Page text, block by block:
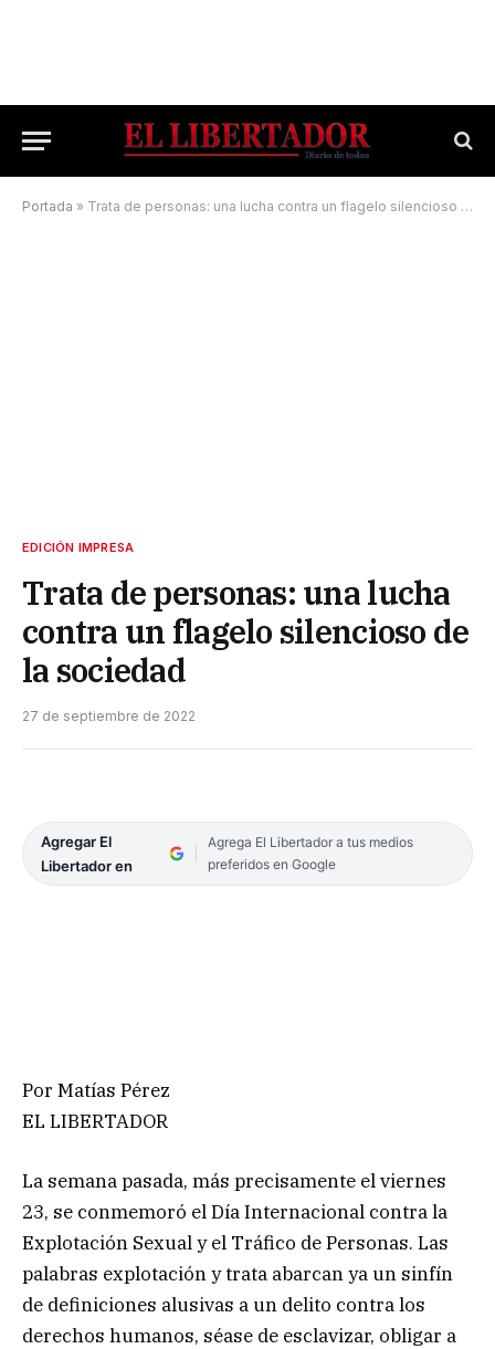
Portada » Trata de personas: una lucha contra un flagelo silencioso de la sociedad
EDICIÓN IMPRESA
Trata de personas: una lucha
contra un flagelo silencioso de
la sociedad
27 de septiembre de 2022
Agregar El
Libertador en
Agrega El Libertador a tus medios
preferidos en Google
Por Matías Pérez
EL LIBERTADOR
La semana pasada, más precisamente el viernes
23, se conmemoró el Día Internacional contra la
Explotación Sexual y el Tráfico de Personas. Las
palabras explotación y trata abarcan ya un sinfín
de definiciones alusivas a un delito contra los
derechos humanos, séase de esclavizar, obligar a